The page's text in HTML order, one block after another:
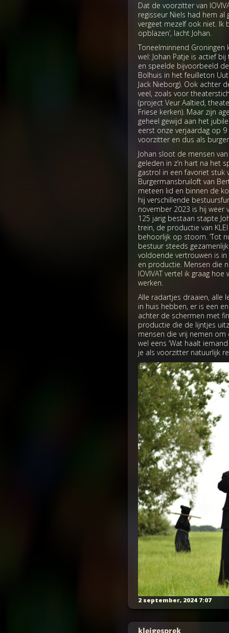
Dat de voorzitter van
regisseur Niels had hem al
vergeet mezelf ook niet. Ik
opblazen’, lacht Johan.
Toneelminnend
wel: Johan Patje is actief
en speelde bijvoorbeeld
Bolhuis in het feuilleton
Jack Nieborg). Ook achter
veel, zoals voor
(project Veur Aaltied,
Friese kerken). Maar zijn
geheel gewijd aan het
eerst onze verjaardag op
voorzitter en dus als
Johan sloot de mensen van
geleden in z’n hart na het
gastrol in een favoriet stuk
Burgermansbruiloft van
meteen lid en binnen de
hij verschillende
november 2023 is hij weer
125 jarig bestaan stapte
trein, de productie van
behoorlijk op stoom. ‘Tot
bestuur steeds
voldoende vertrouwen is
en productie. Mensen die
IOVIVAT vertel ik graag hoe
werken.
Alle radartjes draaien, alle
in huis hebben, er is een
achter de schermen met
productie die de lijntjes
mensen die vrij nemen om
wel eens ‘Wat haalt
je als voorzitter natuurlijk
2 september, 2024 7:07
kleigesprek